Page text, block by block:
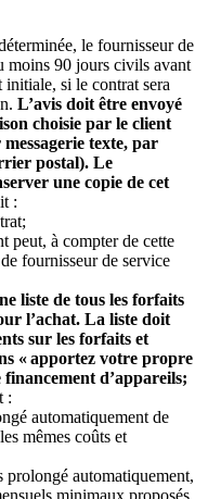
le fournisseur de
moins 90 jours civils avant
initiale, si le contrat sera
L’avis doit être envoyé
choisie par le client
texte, par
postal). Le
une copie de cet
:
peut, à compter de cette
fournisseur de service
liste de tous les forfaits
l’achat. La liste doit
sur les forfaits et
« apportez votre propre
d’appareils;
:
automatiquement de
mêmes coûts et
prolongé automatiquement,